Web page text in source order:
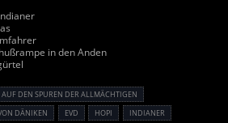
in den Anden
AUF DEN SPUREN DER ALLMÄCHTIGEN
DÄNIKEN EVD HOPI
INDIANER